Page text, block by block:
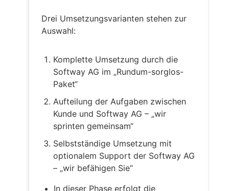
Drei Umsetzungsvarianten stehen zur
Auswahl:
Komplette Umsetzung durch die
Softway AG im „Rundum-sorglos-
Paket“
Aufteilung der Aufgaben zwischen
Kunde und Softway AG – „wir
sprinten gemeinsam“
Selbstständige Umsetzung mit
optionalem Support der Softway AG
– „wir befähigen Sie“
In dieser Phase erfolgt die